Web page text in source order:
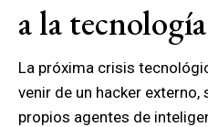
a la tecnología
La próxima crisis
venir de un hacker
propios agentes de